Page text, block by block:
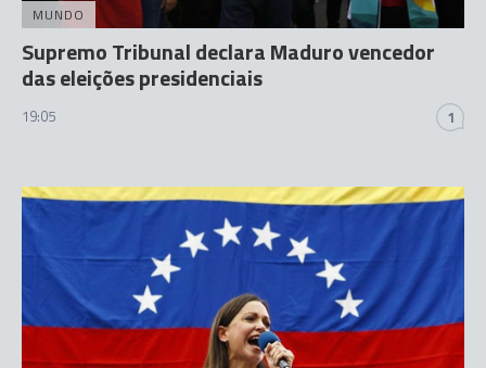
MUNDO
Supremo Tribunal declara Maduro vencedor
das eleições presidenciais
19:05 1